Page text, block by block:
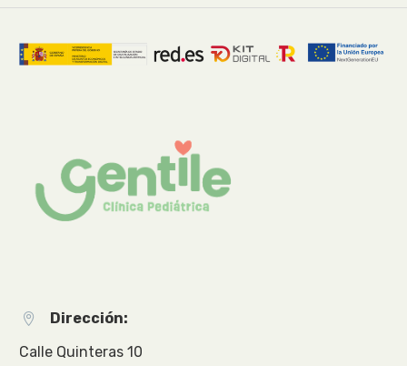


Dirección:
Calle Quinteras 10